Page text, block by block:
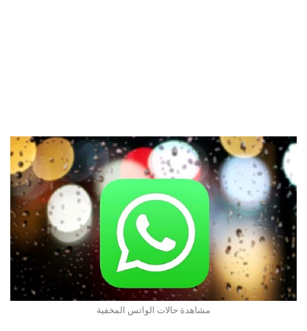
مشاهدة حالات الواتس المخفية